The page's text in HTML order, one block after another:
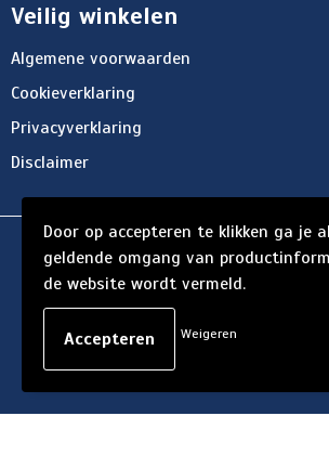
Veilig winkelen
Algemene voorwaarden
Cookieverklaring
Privacyverklaring
Disclaimer
© Copyright d'Hersigny
Door op accepteren te klikken ga je
geldende omgang van
de website wordt vermeld.
Weigeren